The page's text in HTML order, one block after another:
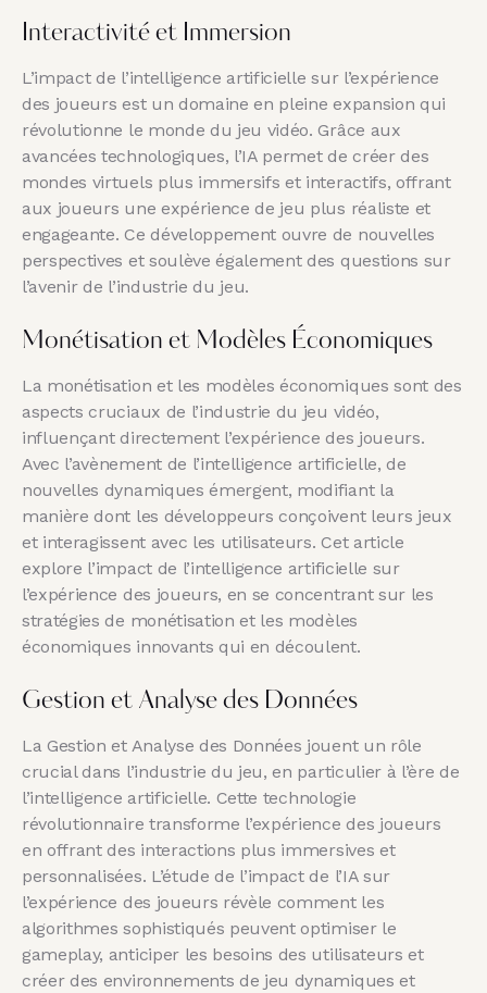
Interactivité et Immersion
L’impact de l’intelligence artificielle sur l’expérience
des joueurs est un domaine en pleine expansion qui
révolutionne le monde du jeu vidéo. Grâce aux
avancées technologiques, l’IA permet de créer des
mondes virtuels plus immersifs et interactifs, offrant
aux joueurs une expérience de jeu plus réaliste et
engageante. Ce développement ouvre de nouvelles
perspectives et soulève également des questions sur
l’avenir de l’industrie du jeu.
Monétisation et Modèles Économiques
La monétisation et les modèles économiques sont des
aspects cruciaux de l’industrie du jeu vidéo,
influençant directement l’expérience des joueurs.
Avec l’avènement de l’intelligence artificielle, de
nouvelles dynamiques émergent, modifiant la
manière dont les développeurs conçoivent leurs jeux
et interagissent avec les utilisateurs. Cet article
explore l’impact de l’intelligence artificielle sur
l’expérience des joueurs, en se concentrant sur les
stratégies de monétisation et les modèles
économiques innovants qui en découlent.
Gestion et Analyse des Données
La Gestion et Analyse des Données jouent un rôle
crucial dans l’industrie du jeu, en particulier à l’ère de
l’intelligence artificielle. Cette technologie
révolutionnaire transforme l’expérience des joueurs
en offrant des interactions plus immersives et
personnalisées. L’étude de l’impact de l’IA sur
l’expérience des joueurs révèle comment les
algorithmes sophistiqués peuvent optimiser le
gameplay, anticiper les besoins des utilisateurs et
créer des environnements de jeu dynamiques et